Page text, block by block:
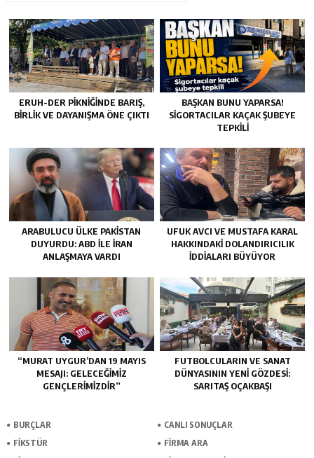
ERUH-DER PIKNIĞINDE BARIŞ,
BIRLIK VE DAYANIŞMA ÖNE ÇIKTI
BAŞKAN BUNU YAPARSA!
SIGORTACILAR KAÇAK ŞUBEYE
TEPKILI
ARABULUCU ÜLKE PAKISTAN
DUYURDU: ABD ILE İRAN
ANLAŞMAYA VARDI
UFUK AVCI VE MUSTAFA KARAL
HAKKINDAKI DOLANDIRICILIK
İDDIALARI BÜYÜYOR
“MURAT UYGUR’DAN 19 MAYIS
MESAJI: GELECEĞIMIZ
GENÇLERIMIZDIR”
FUTBOLCULARIN VE SANAT
DÜNYASININ YENI GÖZDESI:
SARITAŞ OÇAKBAŞI
BURÇLAR
CANLI SONUÇLAR
FİKSTÜR
FİRMA ARA